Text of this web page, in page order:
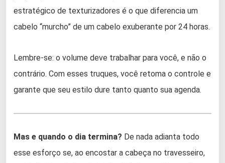
estratégico de texturizadores é o que diferencia um
cabelo “murcho” de um cabelo exuberante por 24 horas.
Lembre-se: o volume deve trabalhar para você, e não o
contrário. Com esses truques, você retoma o controle e
garante que seu estilo dure tanto quanto sua agenda.
Mas e quando o dia termina? De nada adianta todo
esse esforço se, ao encostar a cabeça no travesseiro,